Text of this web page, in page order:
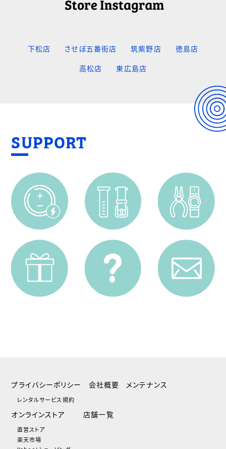
下松店 させぼ五番街店 筑紫野店
徳島店
高松店
東広島店
SUPPORT
プライバシーポリシー
レンタルサービス規約
会社概要 メンテナンス
オンラインストア
直営ストア
楽天市場
店舗一覧